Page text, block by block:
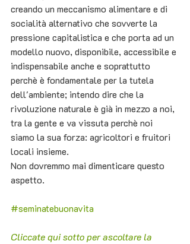
creando un meccanismo alimentare e di
socialità alternativo che sovverte la
pressione capitalistica e che porta ad un
modello nuovo, disponibile, accessibile e
indispensabile anche e soprattutto
perchè è fondamentale per la tutela
dell'ambiente; intendo dire che la
rivoluzione naturale è già in mezzo a noi,
tra la gente e va vissuta perchè noi
siamo la sua forza: agricoltori e fruitori
locali insieme.
Non dovremmo mai dimenticare questo
aspetto.
#seminatebuonavita
Cliccate qui sotto per ascoltare la